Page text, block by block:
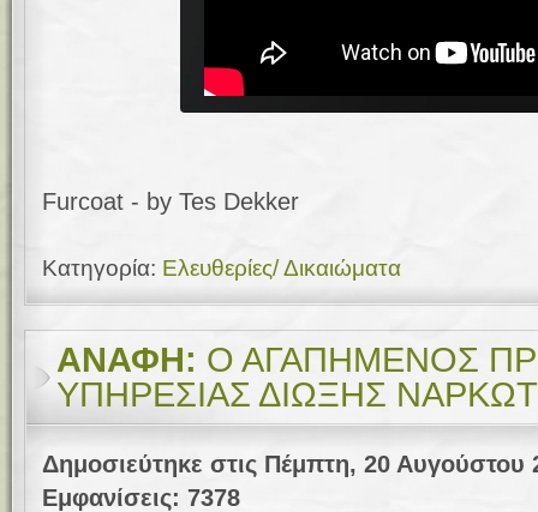
Furcoat - by Tes Dekker
Κατηγορία: Ελευθερίες/ Δικαιώματα
ΑΝΑΦΗ: Ο ΑΓΑΠΗΜΕΝΟΣ
ΥΠΗΡΕΣΙΑΣ ΔΙΩΞΗΣ
Δημοσιεύτηκε στις Πέμπτη, 20 Αυγούστου
Εμφανίσεις: 7378